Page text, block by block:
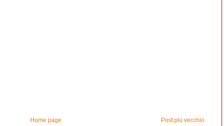
Post più vecchio
Home page